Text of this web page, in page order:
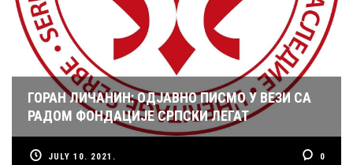
ГОРАН ЛИЧАНИН: ОДЈАВНО ПИСМО У ВЕЗИ СА
РАДОМ ФОНДАЦИЈЕ СРПСКИ ЛЕГАТ
JULY 10. 2021. 0